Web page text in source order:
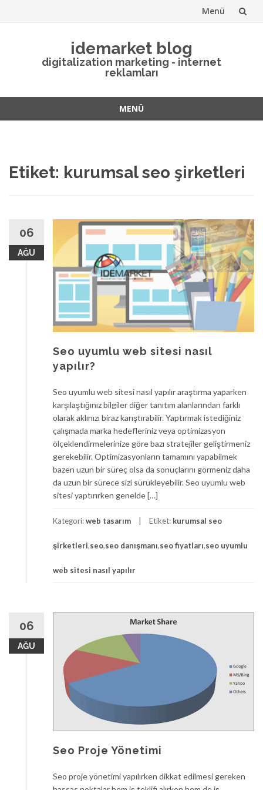
Menü
idemarket blog
digitalization marketing - internet
reklamları
MENÜ
Etiket: kurumsal seo şirketleri
06
AĞU
Seo uyumlu web sitesi nasıl
yapılır?
Seo uyumlu web sitesi nasıl yapılır araştırma yaparken
karşılaştığınız bilgiler diğer tanıtım alanlarından farklı
olarak aklınızı biraz karıştırabilir. Yaptırmak istediğiniz
çalışmada marka hedefleriniz veya optimizasyon
ölçeklendirmelerinize göre bazı stratejiler geliştirmeniz
gerekebilir. Optimizasyonların tamamını yapabilmek
bazen uzun bir süreç olsa da sonuçlarını görmeniz daha
da uzun bir sürece sizi sürükleyebilir. Seo uyumlu web
sitesi yaptırırken genelde […]
Kategori:web tasarım Etiket: kurumsal seo
şirketleri,seo,seo danışmanı,seo fiyatları,seo uyumlu
web sitesi nasıl yapılır
06
AĞU
Seo Proje Yönetimi
Seo proje yönetimi yapılırken dikkat edilmesi gereken